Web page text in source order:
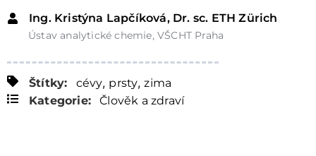
Ing. Kristýna Lapčíková, Dr. sc. ETH Zürich
Ústav analytické chemie, VŠCHT Praha
Štítky: cévy, prsty, zima
Kategorie:
Člověk a zdraví